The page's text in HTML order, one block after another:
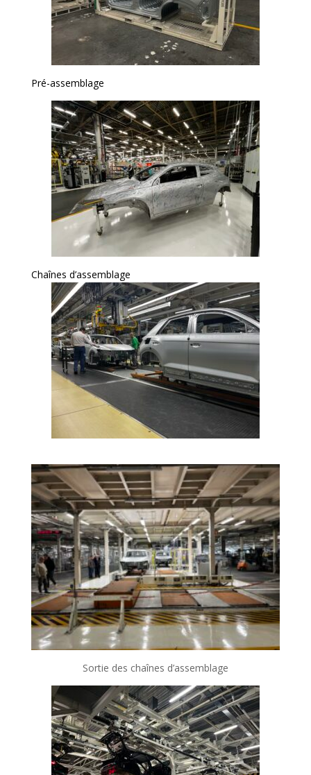
Pré-assemblage
Chaînes d’assemblage
Sortie des chaînes d’assemblage